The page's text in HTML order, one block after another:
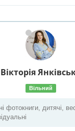
Вікторія
Вільний
фотокниги, дитячі,